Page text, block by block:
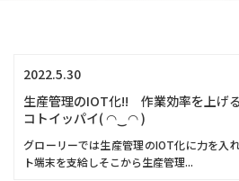
2022.5.30
生産管理のIOT化!! 作業効率を上
コトイッパイ( ◠‿◠ )
グローリーでは生産管理のIOT化に力を入
ト端末を支給しそこから生産管理...